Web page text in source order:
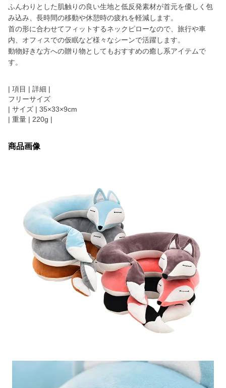
ふんわりとした肌触りの良い生地と低反発素材が首元を優しく包
み込み、長時間の移動や休憩時の疲れを軽減します。
首の形に合わせてフィットするネックピローなので、旅行や車
内、オフィスでの仮眠など様々なシーンで活躍します。
動物好きな方への贈り物としてもおすすめの癒し系アイテムで
す。
| 項目 | 詳細 |
フリーサイズ
| サイズ | 35×33×9cm
| 重量 | 220g |
商品画像